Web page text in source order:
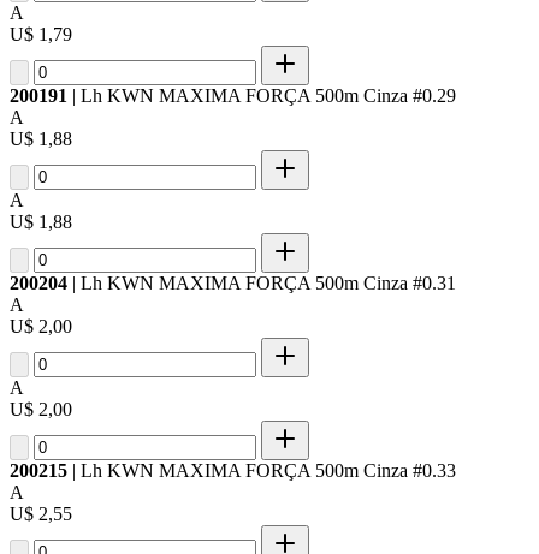
A
U$ 1,79
200191 | Lh KWN MAXIMA FORÇA 500m Cinza #0.29
A
U$ 1,88
A
U$ 1,88
200204 | Lh KWN MAXIMA FORÇA 500m Cinza #0.31
A
U$ 2,00
A
U$ 2,00
200215 | Lh KWN MAXIMA FORÇA 500m Cinza #0.33
A
U$ 2,55